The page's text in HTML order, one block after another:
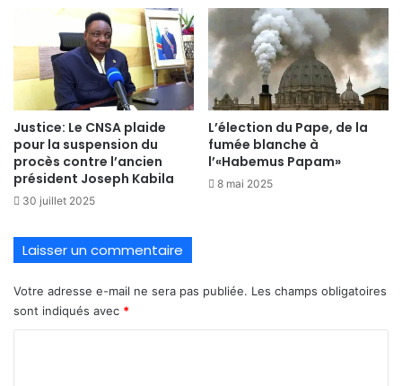
Justice: Le CNSA plaide
pour la suspension du
procès contre l’ancien
président Joseph Kabila
30 juillet 2025
L’élection du Pape, de la
fumée blanche à
l’«Habemus Papam»
8 mai 2025
Laisser un commentaire
Votre adresse e-mail ne sera pas publiée. Les champs obligatoires
sont indiqués avec *